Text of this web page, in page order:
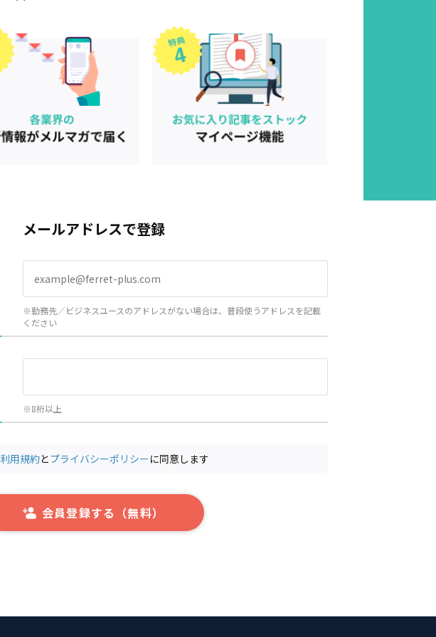
メールアドレスで登録
※勤務先／ビジネスユースのアドレスがない場合は、普段使うアドレスを記載
ください
※8桁以上
利用規約とプライバシーポリシーに同意します
会員登録する（無料）